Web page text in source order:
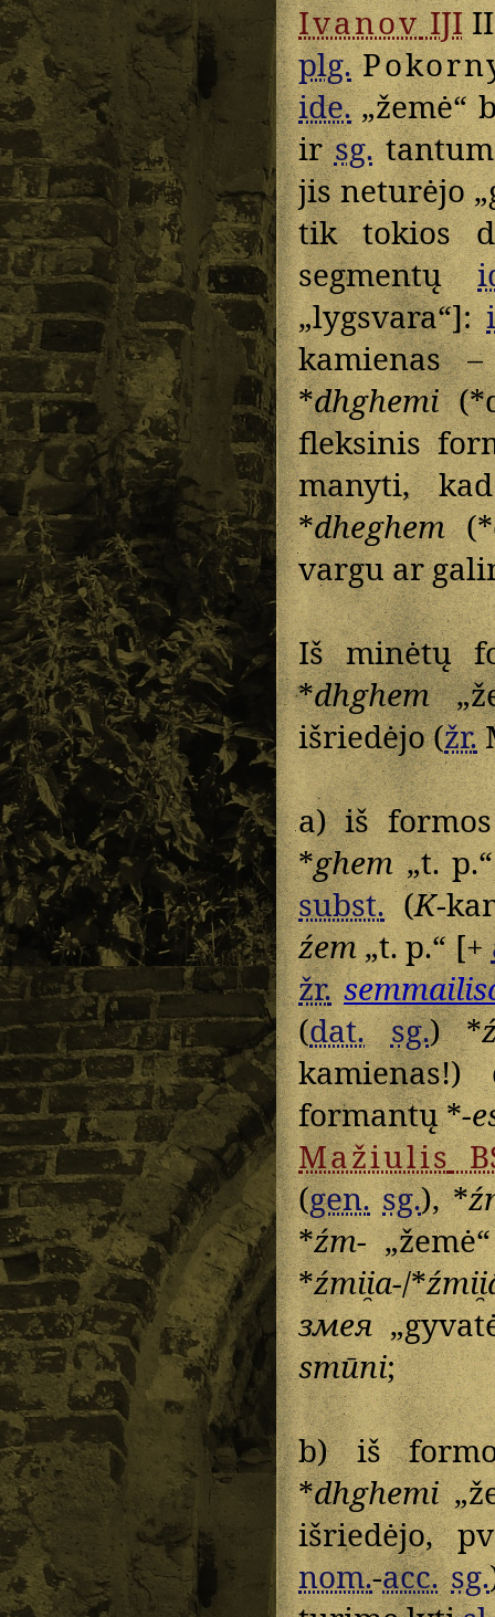
IvanovIJIII
plg.
ide.„žemė“
irsg.
jis neturėjo „
tik tokios
segmentų
„lygsvara“]:
kamienas
*dhghemi
fleksinis
manyti,
*dheghem
vargu ar
Iš minėtų
*dhghem
išriedėjo (žr.
a) iš
*ghem„t.
subst.(K-
źem„t. p.“ [+
žr.
(dat. sg.) *
formantų *-
Mažiulis
(gen. sg.), *
*źm-
*źmii̯a-/*
змея
smūni;
b) iš
*dhghemi
išriedėjo,
nom.-acc. sg.